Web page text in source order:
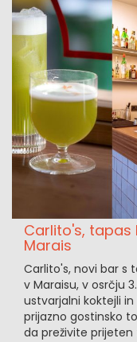
Carlito's, tapas
Marais
Carlito's, novi bar s
v Maraisu, v osrčju
ustvarjalni koktejli
prijazno gostinsko
da preživite prijeten